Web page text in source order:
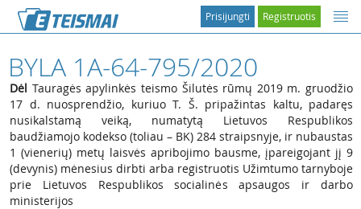
Registruotis
Prisijungti
BYLA 1A-64-795/2020
Dėl Tauragės apylinkės teismo Šilutės rūmų 2019 m. gruodžio
17 d. nuosprendžio, kuriuo T. Š. pripažintas kaltu, padaręs
nusikalstamą veiką, numatytą Lietuvos Respublikos
baudžiamojo kodekso (toliau – BK) 284 straipsnyje, ir nubaustas
1 (vienerių) metų laisvės apribojimo bausme, įpareigojant jį 9
(devynis) mėnesius dirbti arba registruotis Užimtumo tarnyboje
prie Lietuvos Respublikos socialinės apsaugos ir darbo
ministerijos